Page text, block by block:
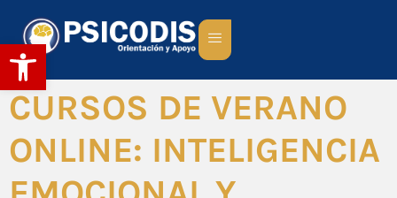
Abrir barra de herramientas
CURSOS DE VERANO
ONLINE: INTELIGENCIA